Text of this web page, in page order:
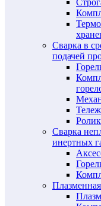
Сварка в
подачей
Сварка
инертных